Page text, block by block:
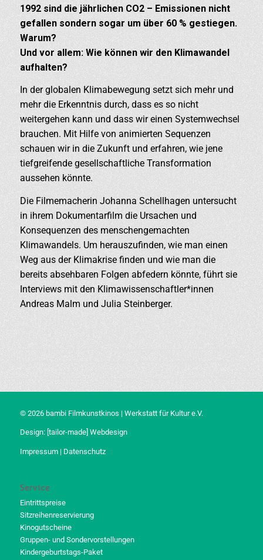
1992 sind die jährlichen CO2 – Emissionen nicht
gefallen sondern sogar um über 60 % gestiegen.
Warum?
Und vor allem: Wie können wir den Klimawandel
aufhalten?
In der globalen Klimabewegung setzt sich mehr und
mehr die Erkenntnis durch, dass es so nicht
weitergehen kann und dass wir einen Systemwechsel
brauchen. Mit Hilfe von animierten Sequenzen
schauen wir in die Zukunft und erfahren, wie jene
tiefgreifende gesellschaftliche Transformation
aussehen könnte.
Die Filmemacherin Johanna Schellhagen untersucht
in ihrem Dokumentarfilm die Ursachen und
Konsequenzen des menschengemachten
Klimawandels. Um herauszufinden, wie man einen
Weg aus der Klimakrise finden und wie man die
bereits absehbaren Folgen abfedern könnte, führt sie
Interviews mit den Klimawissenschaftler*innen
Andreas Malm und Julia Steinberger.
© 2026 bambi Filmkunstkinos | Werkstatt für Kultur e.V.
Design: [tailor-made] Webdesign
Impressum| Datenschutz
Service
Eintrittspreise
Sitzreihenreservierung
Kinogutscheine
Gruppen- und Sondervorstellungen
Kindergeburtstags-Paket